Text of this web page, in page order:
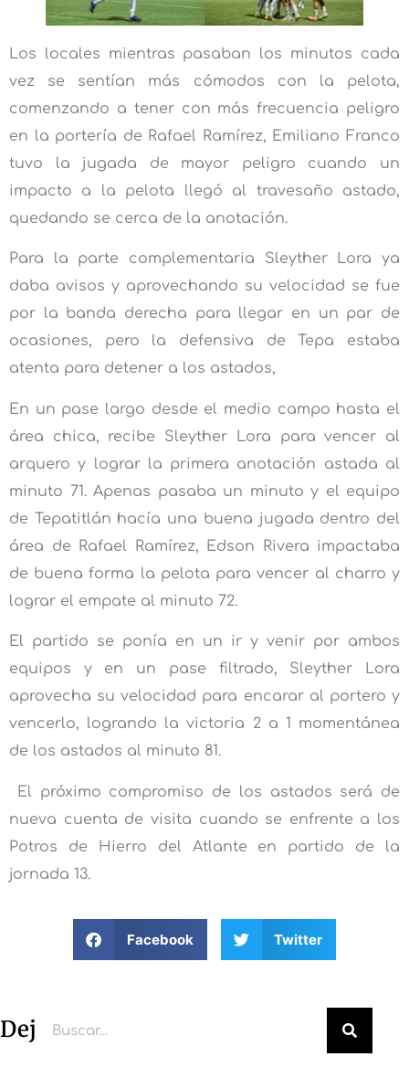
Los locales mientras pasaban los minutos cada
vez se sentían más cómodos con la pelota,
comenzando a tener con más frecuencia peligro
en la portería de Rafael Ramírez, Emiliano Franco
tuvo la jugada de mayor peligro cuando un
impacto a la pelota llegó al travesaño astado,
quedando se cerca de la anotación.
Para la parte complementaria Sleyther Lora ya
daba avisos y aprovechando su velocidad se fue
por la banda derecha para llegar en un par de
ocasiones, pero la defensiva de Tepa estaba
atenta para detener a los astados,
En un pase largo desde el medio campo hasta el
área chica, recibe Sleyther Lora para vencer al
arquero y lograr la primera anotación astada al
minuto 71. Apenas pasaba un minuto y el equipo
de Tepatitlán hacía una buena jugada dentro del
área de Rafael Ramírez, Edson Rivera impactaba
de buena forma la pelota para vencer al charro y
lograr el empate al minuto 72.
El partido se ponía en un ir y venir por ambos
equipos y en un pase filtrado, Sleyther Lora
aprovecha su velocidad para encarar al portero y
vencerlo, logrando la victoria 2 a 1 momentánea
de los astados al minuto 81.
El próximo compromiso de los astados será de
nueva cuenta de visita cuando se enfrente a los
Potros de Hierro del Atlante en partido de la
jornada 13.
Facebook Twitter
Deja un comentario